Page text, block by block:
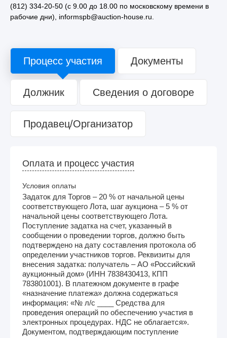
(812) 334-20-50 (с 9.00 до 18.00 по московскому времени в
рабочие дни), informspb@auction-house.ru.
Процесс участия Документы
Должник Сведения о договоре
Продавец/Организатор
Оплата и процесс участия
Условия оплаты
Задаток для Торгов – 20 % от начальной цены
соответствующего Лота, шаг аукциона – 5 % от
начальной цены соответствующего Лота.
Поступление задатка на счет, указанный в
сообщении о проведении торгов, должно быть
подтверждено на дату составления протокола об
определении участников торгов. Реквизиты для
внесения задатка: получатель – АО «Российский
аукционный дом» (ИНН 7838430413, КПП
783801001). В платежном документе в графе
«назначение платежа» должна содержаться
информация: «№ л/с ____ Средства для
проведения операций по обеспечению участия в
электронных процедурах. НДС не облагается».
Документом, подтверждающим поступление